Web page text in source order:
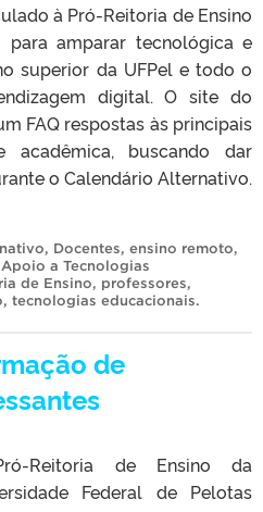
à Pró-Reitoria de Ensino
para amparar tecnológica e
superior da UFPel e todo o
digital. O site do
FAQ respostas às principais
acadêmica, buscando dar
o Calendário Alternativo.
, Docentes, ensino remoto,
a Tecnologias
de Ensino, professores,
, tecnologias educacionais.
de
Reitoria de Ensino da
Federal de Pelotas